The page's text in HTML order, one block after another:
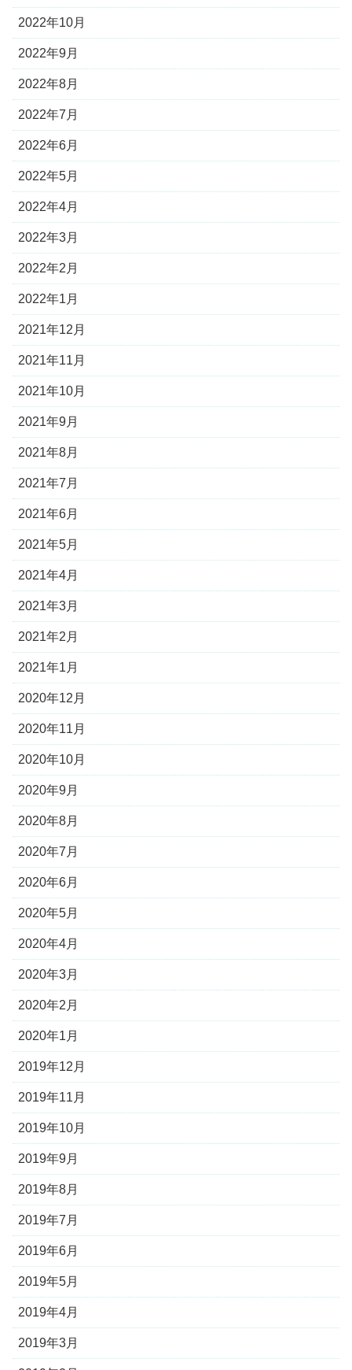
2022年10月
2022年9月
2022年8月
2022年7月
2022年6月
2022年5月
2022年4月
2022年3月
2022年2月
2022年1月
2021年12月
2021年11月
2021年10月
2021年9月
2021年8月
2021年7月
2021年6月
2021年5月
2021年4月
2021年3月
2021年2月
2021年1月
2020年12月
2020年11月
2020年10月
2020年9月
2020年8月
2020年7月
2020年6月
2020年5月
2020年4月
2020年3月
2020年2月
2020年1月
2019年12月
2019年11月
2019年10月
2019年9月
2019年8月
2019年7月
2019年6月
2019年5月
2019年4月
2019年3月